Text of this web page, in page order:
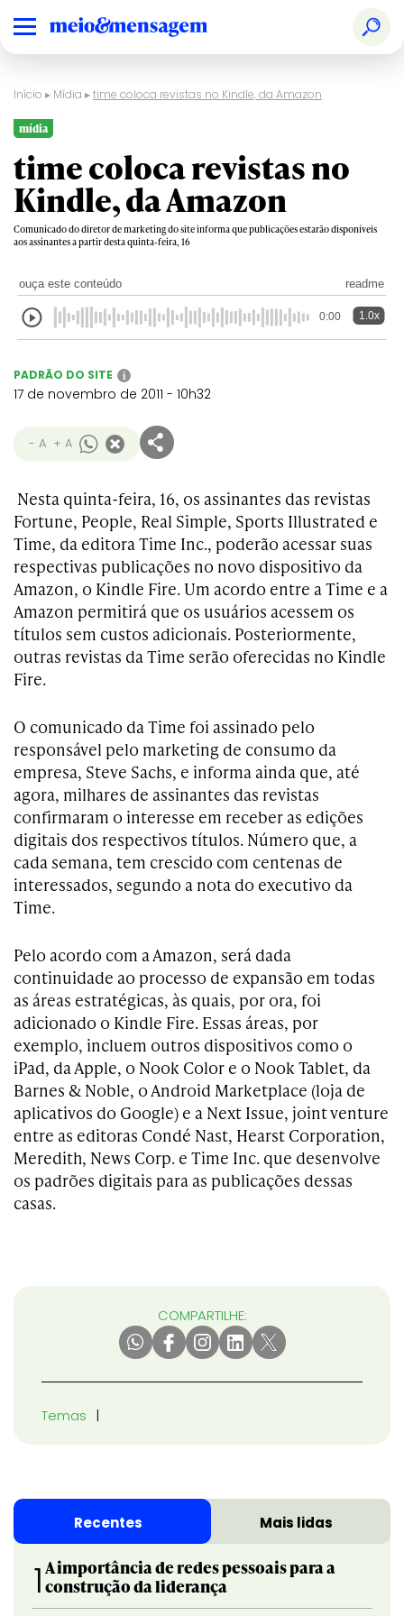
Início ▸ Mídia ▸time coloca revistas no Kindle, da Amazon
mídia
time coloca revistas no
Kindle, da Amazon
Comunicado do diretor de marketing do site informa que publicações estarão disponíveis
aos assinantes a partir desta quinta-feira, 16
ouça este conteúdo readme
0:00 1.0x
PADRÃO DO SITE i
17 de novembro de 2011 - 10h32
- A + A
Nesta quinta-feira, 16, os assinantes das revistas
Fortune, People, Real Simple, Sports Illustrated e
Time, da editora Time Inc., poderão acessar suas
respectivas publicações no novo dispositivo da
Amazon, o Kindle Fire. Um acordo entre a Time e a
Amazon permitirá que os usuários acessem os
títulos sem custos adicionais. Posteriormente,
outras revistas da Time serão oferecidas no Kindle
Fire.
O comunicado da Time foi assinado pelo
responsável pelo marketing de consumo da
empresa, Steve Sachs, e informa ainda que, até
agora, milhares de assinantes das revistas
confirmaram o interesse em receber as edições
digitais dos respectivos títulos. Número que, a
cada semana, tem crescido com centenas de
interessados, segundo a nota do executivo da
Time.
Pelo acordo com a Amazon, será dada
continuidade ao processo de expansão em todas
as áreas estratégicas, às quais, por ora, foi
adicionado o Kindle Fire. Essas áreas, por
exemplo, incluem outros dispositivos como o
iPad, da Apple, o Nook Color e o Nook Tablet, da
Barnes & Noble, o Android Marketplace (loja de
aplicativos do Google) e a Next Issue, joint venture
entre as editoras Condé Nast, Hearst Corporation,
Meredith, News Corp. e Time Inc. que desenvolve
os padrões digitais para as publicações dessas
casas.
COMPARTILHE:
Temas
Recentes Mais lidas
1 A importância de redes pessoais para a
construção da liderança